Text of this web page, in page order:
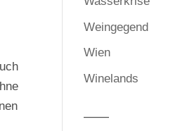
Weingegend
Wien
Winelands
——